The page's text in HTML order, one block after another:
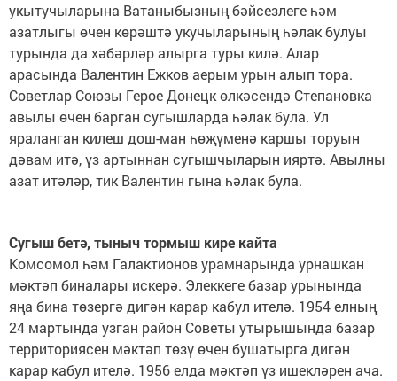
укытучыларына Ватаныбызның бәйсезлеге һәм
азатлыгы өчен көрәштә укучыларының һәлак булуы
турында да хәбәрләр алырга туры килә. Алар
арасында Валентин Ежков аерым урын алып тора.
Советлар Союзы Герое Донецк өлкәсендә Степановка
авылы өчен барган сугышларда һәлак була. Ул
яраланган килеш дош-ман һөҗүменә каршы торуын
дәвам итә, үз артыннан сугышчыларын ияртә. Авылны
азат итәләр, тик Валентин гына һәлак була.
Сугыш бетә, тыныч тормыш кире кайта
Комсомол һәм Галактионов урамнарында урнашкан
мәктәп биналары искерә. Элеккеге базар урынында
яңа бина төзергә дигән карар кабул ителә. 1954 елның
24 мартында узган район Советы утырышында базар
территориясен мәктәп төзү өчен бушатырга дигән
карар кабул ителә. 1956 елда мәктәп үз ишекләрен ача.